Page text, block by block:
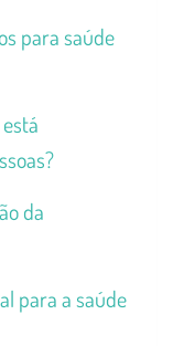
para saúde
da
para a saúde